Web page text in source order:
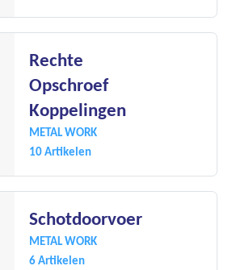
Contact
Rechte
Opschroef
Koppelingen
METAL WORK
10 Artikelen
Schotdoorvoer
METAL WORK
6 Artikelen